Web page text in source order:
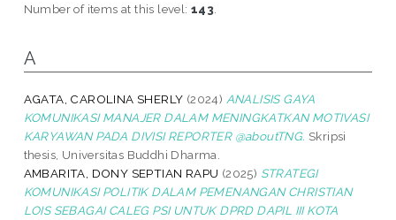
Number of items at this level:143
A
AGATA, CAROLINA SHERLY (2024) ANALISIS GAYA
KOMUNIKASI MANAJER DALAM MENINGKATKAN MOTIVASI
KARYAWAN PADA DIVISI REPORTER @aboutTNG. Skripsi
thesis, Universitas Buddhi Dharma.
AMBARITA, DONY SEPTIAN RAPU (2025) STRATEGI
KOMUNIKASI POLITIK DALAM PEMENANGAN CHRISTIAN
LOIS SEBAGAI CALEG PSI UNTUK DPRD DAPIL III KOTA